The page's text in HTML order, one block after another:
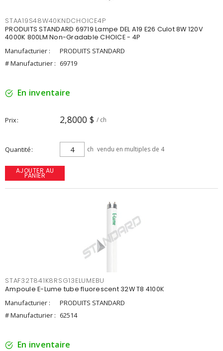
STAA19S48W40KNDCHOICE4P
PRODUITS STANDARD 69719 Lampe DEL A19 E26 Culot 8W 120V
4000K 800LM Non-Gradable CHOICE - 4P
Manufacturier :
PRODUITS STANDARD
# Manufacturier : 69719
En inventaire
Prix 2,8000 $ / ch
Quantité ch vendu en multiples de 4
AJOUTER AU
PANIER
STAF32T841K8RSG13ELUMEBU
Ampoule E-Lume tube fluorescent 32W T8 4100K
Manufacturier :
PRODUITS STANDARD
# Manufacturier : 62514
En inventaire